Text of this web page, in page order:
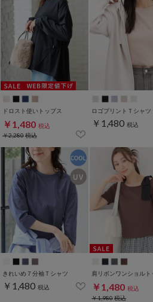
ドロスト使いトップス
￥1,480 税込
￥2,280税込
ロゴプリントＴシャツ
￥1,480 税込
きれいめ７分袖Ｔシャツ
￥1,480 税込
肩リボンワンショルト
￥1,480 税込
￥1,980税込